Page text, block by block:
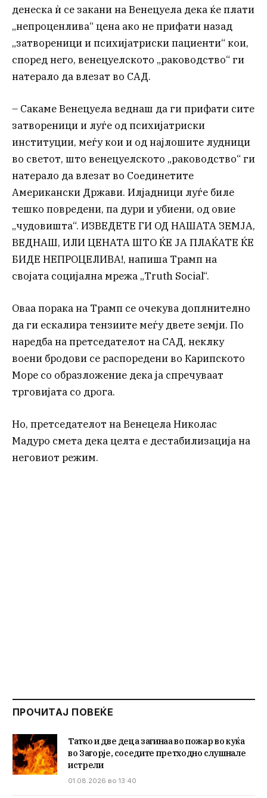
денеска ѝ се закани на Венецуела дека ќе плати
„непроценлива“ цена ако не прифати назад
„затвореници и психијатриски пациенти“ кои,
според него, венецуелското „раководство“ ги
натерало да влезат во САД.
– Сакаме Венецуела веднаш да ги прифати сите
затвореници и луѓе од психијатриски
институции, меѓу кои и од најлошите лудници
во светот, што венецуелското „раководство“ ги
натерало да влезат во Соединетите
Американски Држави. Илјадници луѓе биле
тешко повредени, па дури и убиени, од овие
„чудовишта“. ИЗВЕДЕТЕ ГИ ОД НАШАТА ЗЕМЈА,
ВЕДНАШ, ИЛИ ЦЕНАТА ШТО ЌЕ ЈА ПЛАЌАТЕ ЌЕ
БИДЕ НЕПРОЦЕЛИВА!, напиша Трамп на
својата социјална мрежа „Truth Social“.
Оваа порака на Трамп се очекува доплнително
да ги ескалира тензиите меѓу двете земји. По
наредба на претседателот на САД, неклку
воени бродови се распоредени во Карипското
Море со образложение дека ја спречуваат
трговијата со дрога.
Но, претседателот на Венецела Николас
Мадуро смета дека целта е дестабилизација на
неговиот режим.
ПРОЧИТАЈ ПОВЕЌЕ
Татко и две деца загинаа во пожар во куќа
во Загорје, соседите претходно слушнале
истрели
01.08.2026 во 13:40